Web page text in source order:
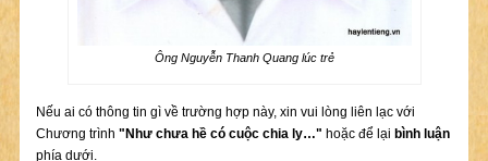
Ông Nguyễn Thanh Quang lúc trẻ
Nếu ai có thông tin gì về trường hợp này, xin vui lòng liên lạc với
Chương trình "Như chưa hề có cuộc chia ly…" hoặc để lại bình luận
phía dưới.